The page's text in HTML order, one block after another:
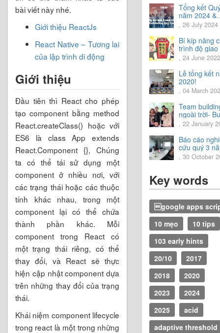
bài viết này nhé.
Giới thiệu ReactJs
React Native – Tương lai
của lập trình di động
Giới thiệu
Đầu tiên thì React cho phép
tạo component bằng method
React.createClass() hoặc với
ES6 là class App extends
React.Component {}, Chúng
ta có thể tái sử dụng một
component ở nhiều nơi, với
các trạng thái hoặc các thuộc
tính khác nhau, trong một
component lại có thể chứa
thành phần khác. Mỗi
component trong React có
một trạng thái riêng, có thể
thay đổi, và React sẽ thực
hiện cập nhật component dựa
trên những thay đổi của trạng
thái.
Khái niệm component lifecycle
trong react là một trong những
Tổng kết
năm 2024 &
Chia sẻ định
hướng Quý 3
năm 2024
, 26 July 2024
Bí kíp nâng
trình độ giao
tiếng Nhật.
, 24 June 2022
Lễ tổng kết
2020!
, 04 March
Team
ngoài trời-
trải nghiệm
vời.
, 22 January
Báo cáo
cứu quý 3
2020
, 30 October
Key words
google apps
10 mẹo
10 tips
103 early hints
20/10
2017
2018
2020
2023
2024
2025
acid
adaptive threshold